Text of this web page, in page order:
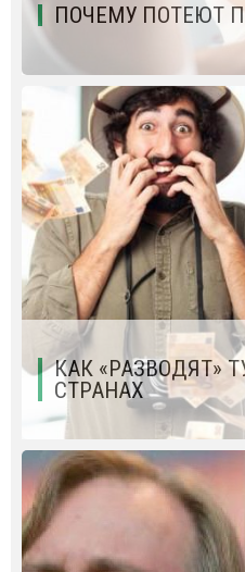
ПОЧЕМУ ПОТЕЮТ
КАК «РАЗВОДЯТ»
СТРАНАХ